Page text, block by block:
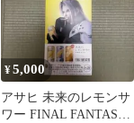
¥5,000
アサヒ 未来のレモンサ
ワー FINAL FANTASY